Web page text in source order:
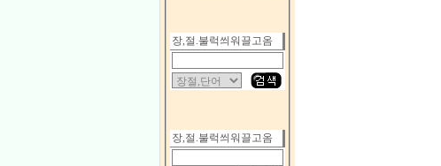
장,절.불럭씌워끌고옴
장,절.불럭씌워끌고옴